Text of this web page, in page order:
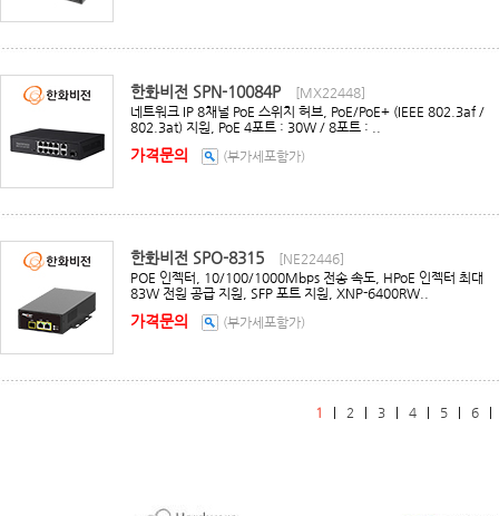
한화비전 SPN-10084P
[MX22448]
네트워크 IP 8채널 PoE 스위치 허브, PoE/PoE+ (IEEE 802.3af /
802.3at) 지원, PoE 4포트 : 30W / 8포트 : ..
가격문의 (부가세포함가)
한화비전 SPO-8315
[NE22446]
POE 인젝터, 10/100/1000Mbps 전송 속도, HPoE 인젝터 최대
83W 전원 공급 지원, SFP 포트 지원, XNP-6400RW..
가격문의 (부가세포함가)
1 | 2 | 3 | 4 | 5 | 6